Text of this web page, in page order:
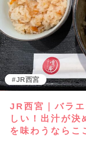
グルメ
JR西宮
JR西宮｜バラ
しい！出汁が決
を味わうならこ